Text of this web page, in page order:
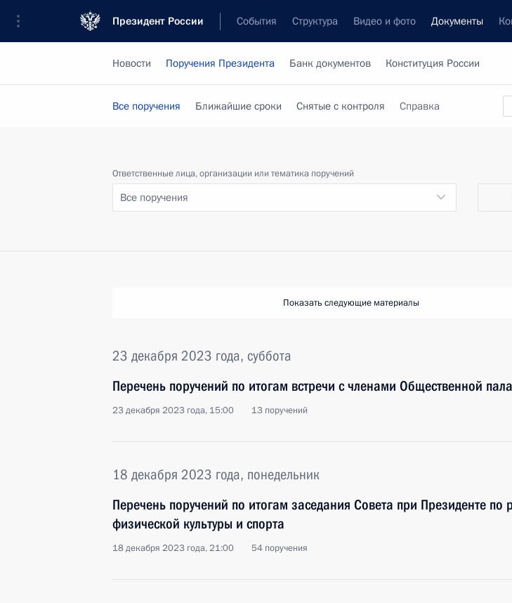
Президент России События Структура Видео и фото Документы
Новости Поручения Президента Банк документов Конституция России
Все поручения Ближайшие сроки Снятые с контроля Справка
Ответственные лица, организации или тематика поручений
Все поручения
Показать следующие материалы
23 декабря 2023 года, суббота
Перечень поручений по итогам встречи с членами Общественной
23 декабря 2023 года, 15:00 13 поручений
18 декабря 2023 года, понедельник
Перечень поручений по итогам заседания Совета при Президенте по
физической культуры и спорта
18 декабря 2023 года, 21:00 54 поручения